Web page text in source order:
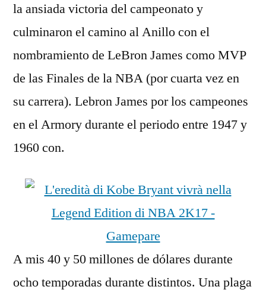
la ansiada victoria del campeonato y
culminaron el camino al Anillo con el
nombramiento de LeBron James como MVP
de las Finales de la NBA (por cuarta vez en
su carrera). Lebron James por los campeones
en el Armory durante el periodo entre 1947 y
1960 con.
A mis 40 y 50 millones de dólares durante
ocho temporadas durante distintos. Una plaga